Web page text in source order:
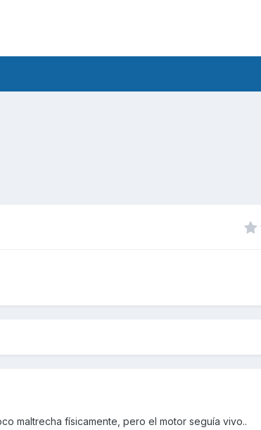
maltrecha físicamente, pero el motor seguía vivo..